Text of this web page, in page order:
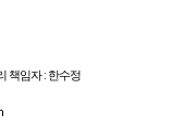
책임자 : 한수정